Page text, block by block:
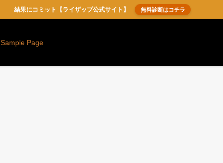
結果にコミット【ライザップ公式サイト】 無料診断はコチラ
Sample Page